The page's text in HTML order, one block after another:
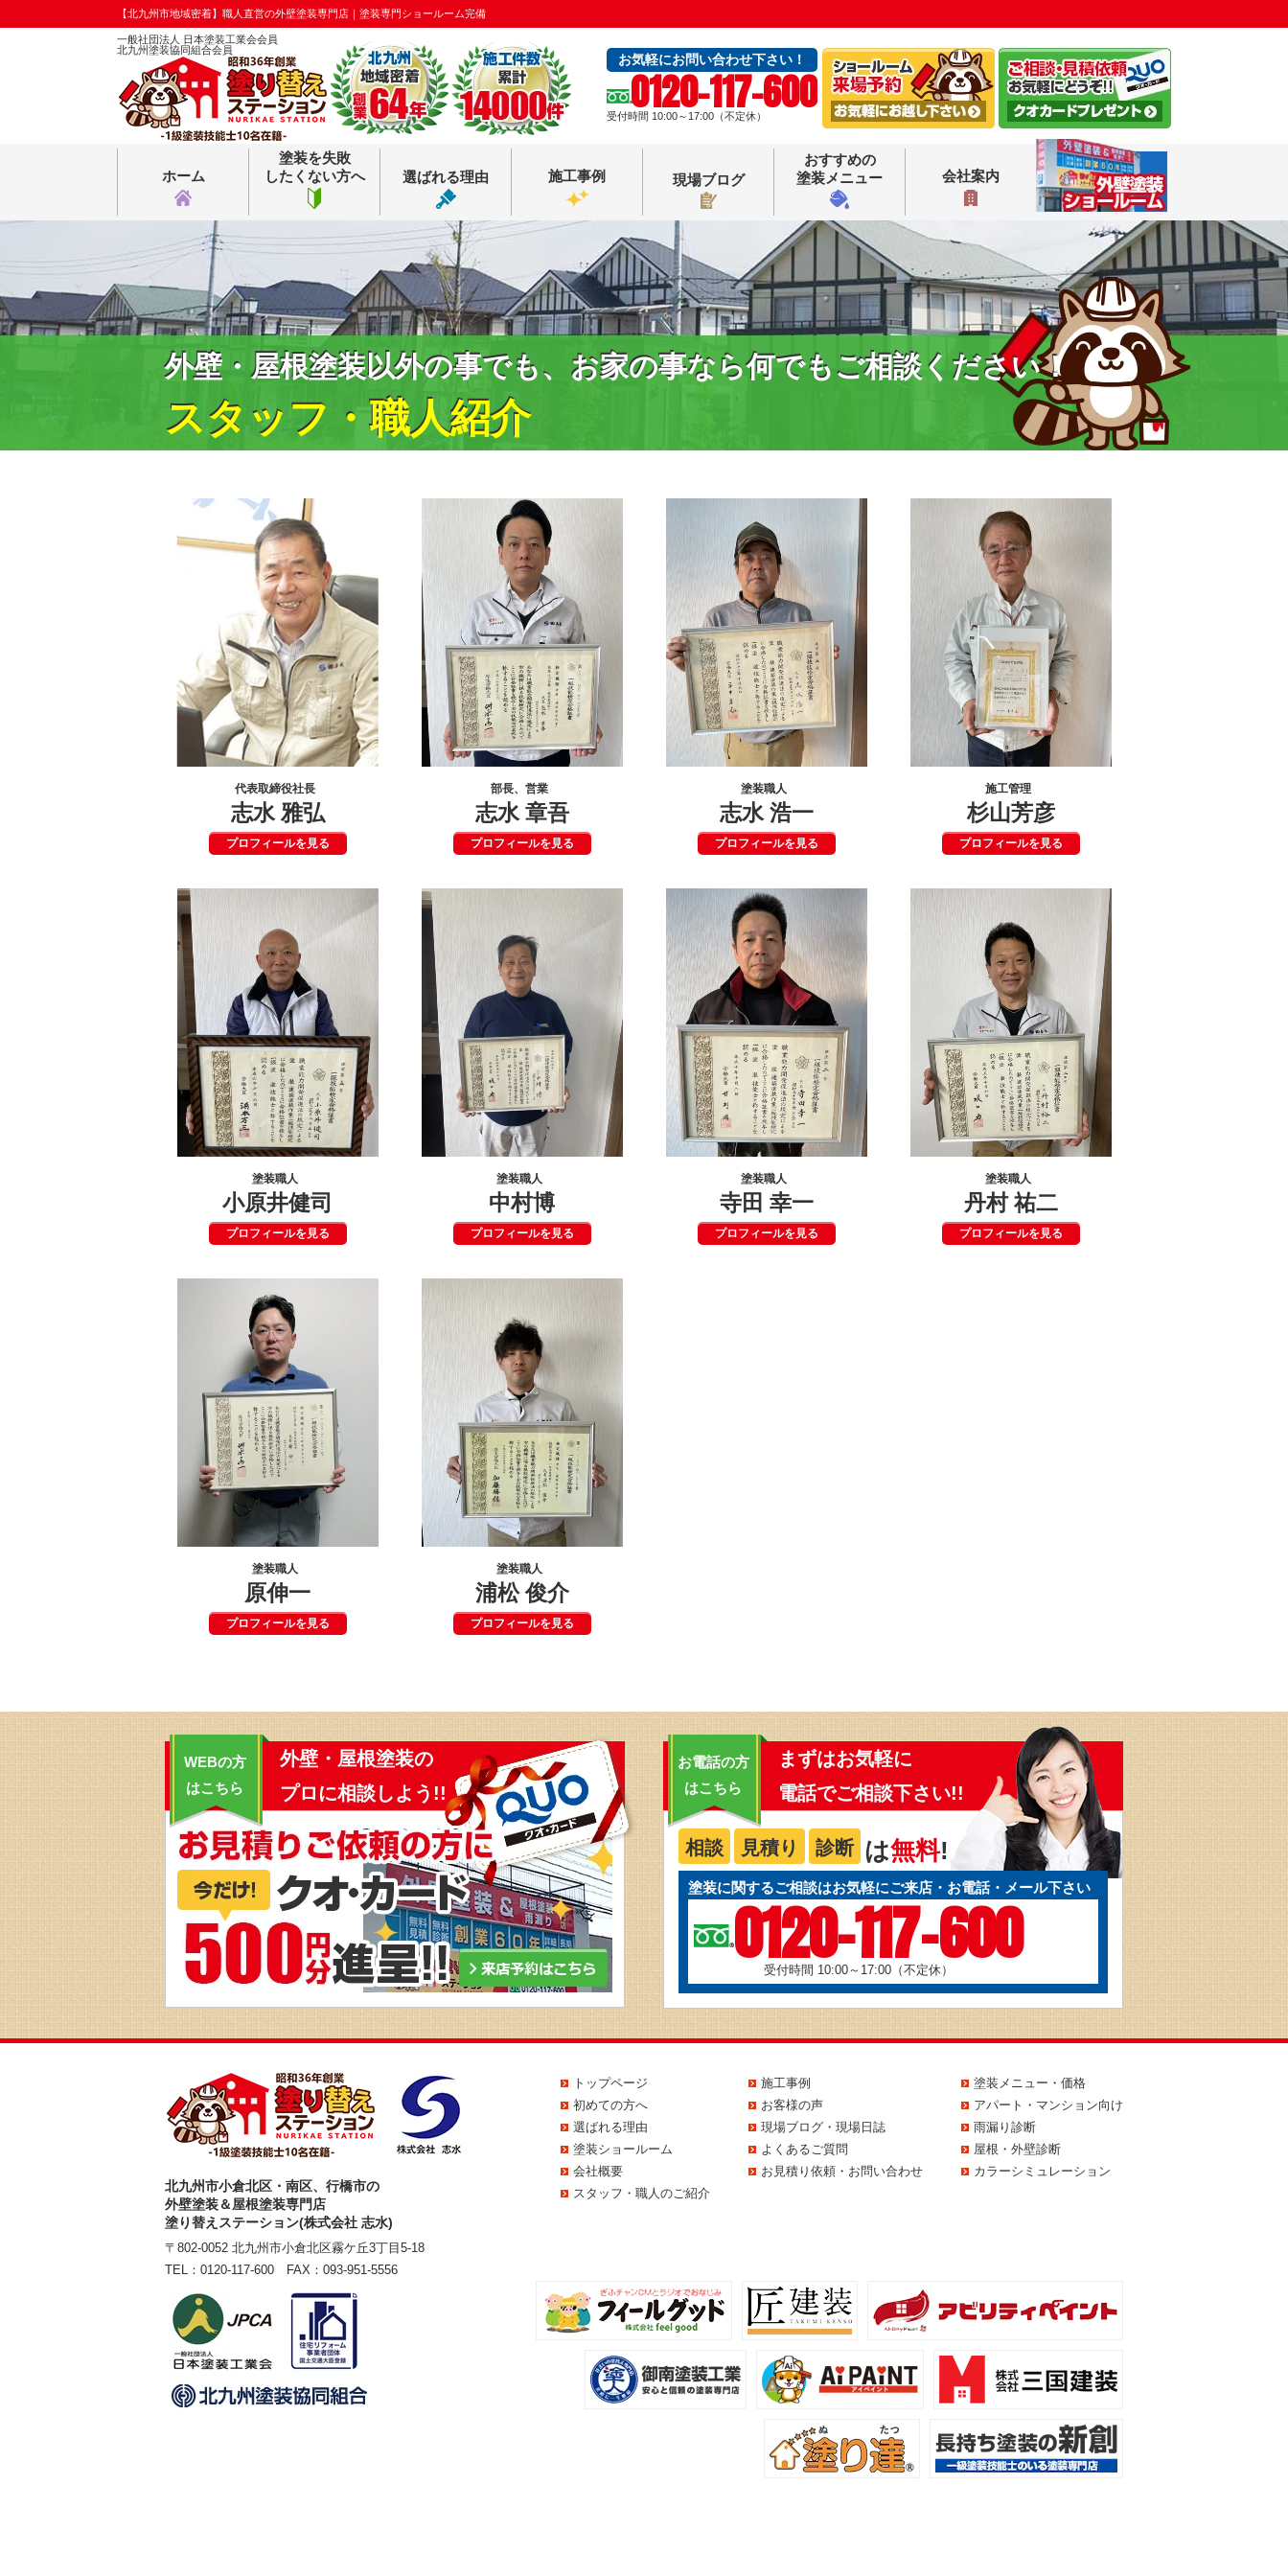
【北九州市地域密着】職人直営の外壁塗装専門店｜塗装専門ショールーム完備
一般社団法人 日本塗装工業会会員
北九州塗装協同組合会員
お気軽にお問い合わせ下さい！
0120-117-600
受付時間 10:00～17:00（不定休）
ホーム
塗装を失敗
したくない方へ
選ばれる理由 施工事例 現場ブログ
おすすめの
塗装メニュー
会社案内
外壁・屋根塗装以外の事でも、お家の事なら何でもご相談ください！
スタッフ・職人紹介
代表取締役社長
志水 雅弘
プロフィールを見る
部長、営業
志水 章吾
プロフィールを見る
塗装職人
志水 浩一
プロフィールを見る
施工管理
杉山芳彦
プロフィールを見る
塗装職人
小原井健司
プロフィールを見る
塗装職人
中村博
プロフィールを見る
塗装職人
寺田 幸一
プロフィールを見る
塗装職人
丹村 祐二
プロフィールを見る
塗装職人
原伸一
プロフィールを見る
塗装職人
浦松 俊介
プロフィールを見る
お電話の方
はこちら
まずはお気軽に
電話でご相談下さい!!
相談 見積り 診断 は無料!
塗装に関するご相談はお気軽にご来店・お電話・メール下さい
0120-117-600
受付時間 10:00～17:00（不定休）
WEBの方
はこちら
外壁・屋根塗装の
プロに相談しよう!!
北九州市小倉北区・南区、行橋市の
外壁塗装＆屋根塗装専門店
塗り替えステーション(株式会社 志水)
〒802-0052 北九州市小倉北区霧ケ丘3丁目5-18
TEL： 0120-117-600 FAX：093-951-5556
トップページ
初めての方へ
選ばれる理由
塗装ショールーム
会社概要
スタッフ・職人のご紹介
施工事例
お客様の声
現場ブログ・現場日誌
よくあるご質問
お見積り依頼・お問い合わせ
塗装メニュー・価格
アパート・マンション向け
雨漏り診断
屋根・外壁診断
カラーシミュレーション